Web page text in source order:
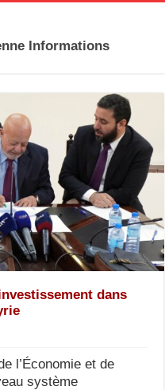
dans
l’Économie et de
système